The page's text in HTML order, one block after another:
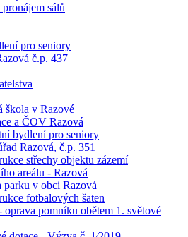
sálů
pro seniory
č.p. 437
škola v Razové
a ČOV Razová
bydlení pro seniory
Razová, č.p. 351
střechy objektu zázemí
areálu - Razová
parku v obci Razová
fotbalových šaten
oprava pomníku obětem 1. světové